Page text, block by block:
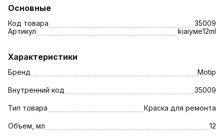
Основные
Код товара
35009
Артикул
kiaiyме12ml
Характеристики
Бренд Motip
Внутренний код 35009
Тип товара Краска для ремонта
Объем, мл 12